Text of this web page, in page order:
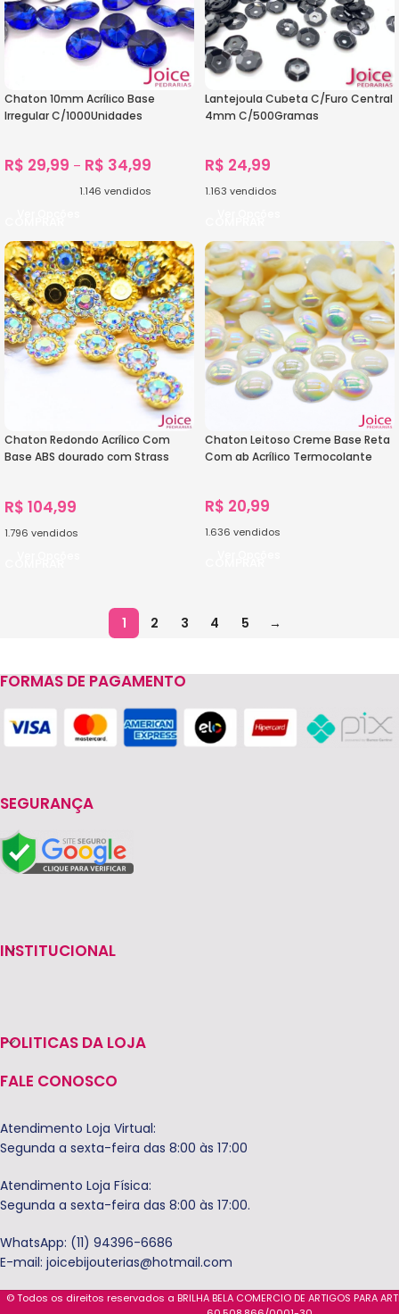
Chaton 10mm Acrílico Base
Irregular C/1000Unidades
R$ 29,99 – R$ 34,99
1.146 vendidos
Lantejoula Cubeta C/Furo Central
4mm C/500Gramas
R$ 24,99
1.163 vendidos
Chaton Redondo Acrílico Com
Base ABS dourado com Strass
R$ 104,99
1.796 vendidos
Chaton Leitoso Creme Base Reta
Com ab Acrílico Termocolante
R$ 20,99
1.636 vendidos
1 2 3 4 5 →
FORMAS DE PAGAMENTO
SEGURANÇA
INSTITUCIONAL
POLITICAS DA LOJA
FALE CONOSCO
Atendimento Loja Virtual:
Segunda a sexta-feira das 8:00 às 17:00
Atendimento Loja Física:
Segunda a sexta-feira das 8:00 às 17:00.
WhatsApp: (11) 94396-6686
E-mail: joicebijouterias@hotmail.com
© Todos os direitos reservados a BRILHA BELA COMERCIO DE ARTIGOS PARA